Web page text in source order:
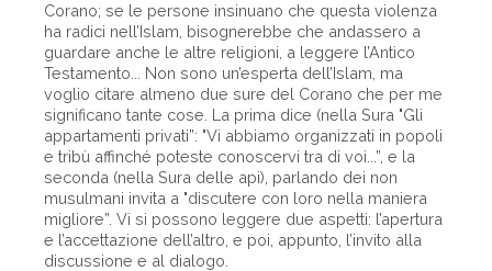
Corano; se le persone insinuano che questa violenza
ha radici nell’Islam, bisognerebbe che andassero a
guardare anche le altre religioni, a leggere l’Antico
Testamento... Non sono un’esperta dell’Islam, ma
voglio citare almeno due sure del Corano che per me
significano tante cose. La prima dice (nella Sura "Gli
appartamenti privati”: "Vi abbiamo organizzati in popoli
e tribù affinché poteste conoscervi tra di voi...”, e la
seconda (nella Sura delle api), parlando dei non
musulmani invita a "discutere con loro nella maniera
migliore”. Vi si possono leggere due aspetti: l’apertura
e l’accettazione dell’altro, e poi, appunto, l’invito alla
discussione e al dialogo.